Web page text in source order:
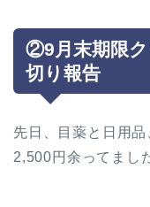
②9月末期限ク
切り報告
先日、目薬と日用
2,500円余ってまし